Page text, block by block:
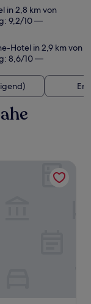
in 2,8 km von
9,2/10 —
Hotel in 2,9 km von
8,6/10 —